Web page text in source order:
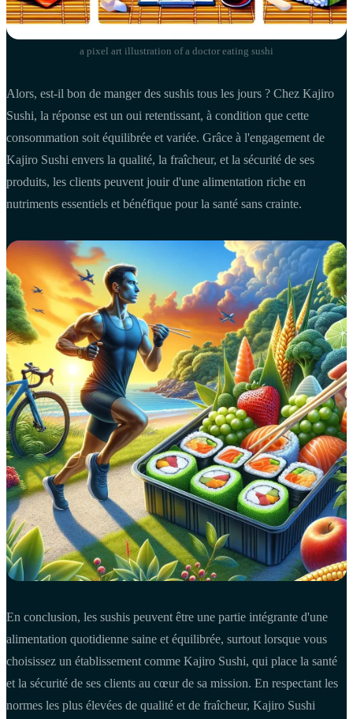
a pixel art illustration of a doctor eating sushi
Alors, est-il bon de manger des sushis tous les jours ? Chez Kajiro
Sushi, la réponse est un oui retentissant, à condition que cette
consommation soit équilibrée et variée. Grâce à l'engagement de
Kajiro Sushi envers la qualité, la fraîcheur, et la sécurité de ses
produits, les clients peuvent jouir d'une alimentation riche en
nutriments essentiels et bénéfique pour la santé sans crainte.
En conclusion, les sushis peuvent être une partie intégrante d'une
alimentation quotidienne saine et équilibrée, surtout lorsque vous
choisissez un établissement comme Kajiro Sushi, qui place la santé
et la sécurité de ses clients au cœur de sa mission. En respectant les
normes les plus élevées de qualité et de fraîcheur, Kajiro Sushi